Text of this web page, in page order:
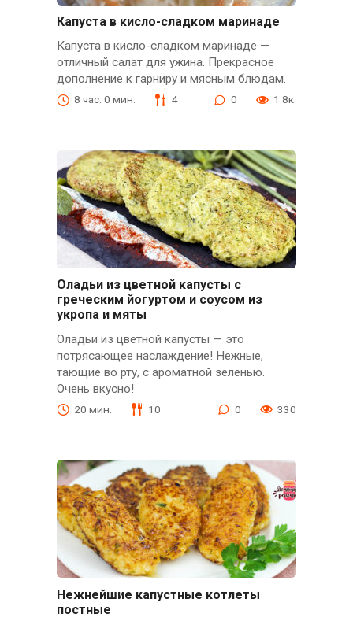
Капуста в кисло-сладком маринаде
Капуста в кисло-сладком маринаде —
отличный салат для ужина. Прекрасное
дополнение к гарниру и мясным блюдам.
8 час. 0 мин. 4 0 1.8к.
Оладьи из цветной капусты с
греческим йогуртом и соусом из
укропа и мяты
Оладьи из цветной капусты — это
потрясающее наслаждение! Нежные,
тающие во рту, с ароматной зеленью.
Очень вкусно!
20 мин. 10 0 330
Нежнейшие капустные котлеты
постные